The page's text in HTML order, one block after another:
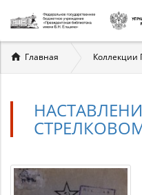
Вы
здесь
Главная Коллекции